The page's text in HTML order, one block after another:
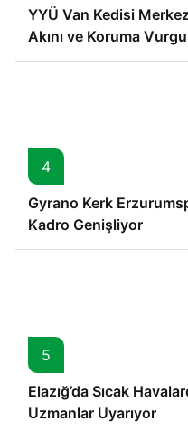
YYÜ Van Kedisi
Akını ve Koruma
4
Gyrano Kerk
Kadro Genişliyor
5
Elazığ’da Sıcak
Uzmanlar Uyarıyor